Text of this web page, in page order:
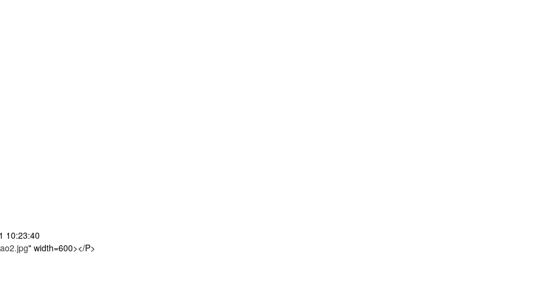
10:23:40
" width=600></P>